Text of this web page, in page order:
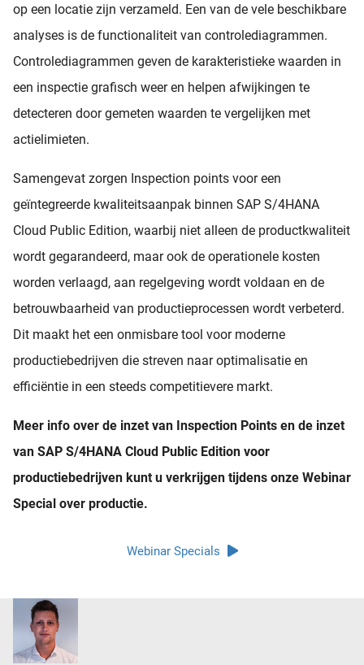
op een locatie zijn verzameld. Een van de vele beschikbare
analyses is de functionaliteit van controlediagrammen.
Controlediagrammen geven de karakteristieke waarden in
een inspectie grafisch weer en helpen afwijkingen te
detecteren door gemeten waarden te vergelijken met
actielimieten.
Samengevat zorgen Inspection points voor een
geïntegreerde kwaliteitsaanpak binnen SAP S/4HANA
Cloud Public Edition, waarbij niet alleen de productkwaliteit
wordt gegarandeerd, maar ook de operationele kosten
worden verlaagd, aan regelgeving wordt voldaan en de
betrouwbaarheid van productieprocessen wordt verbeterd.
Dit maakt het een onmisbare tool voor moderne
productiebedrijven die streven naar optimalisatie en
efficiëntie in een steeds competitievere markt.
Meer info over de inzet van Inspection Points en de inzet
van SAP S/4HANA Cloud Public Edition voor
productiebedrijven kunt u verkrijgen tijdens onze Webinar
Special over productie.
Webinar Specials